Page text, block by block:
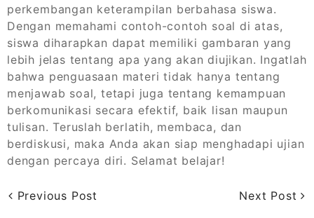
perkembangan keterampilan berbahasa siswa.
Dengan memahami contoh-contoh soal di atas,
siswa diharapkan dapat memiliki gambaran yang
lebih jelas tentang apa yang akan diujikan. Ingatlah
bahwa penguasaan materi tidak hanya tentang
menjawab soal, tetapi juga tentang kemampuan
berkomunikasi secara efektif, baik lisan maupun
tulisan. Teruslah berlatih, membaca, dan
berdiskusi, maka Anda akan siap menghadapi ujian
dengan percaya diri. Selamat belajar!
Previous Post Next Post